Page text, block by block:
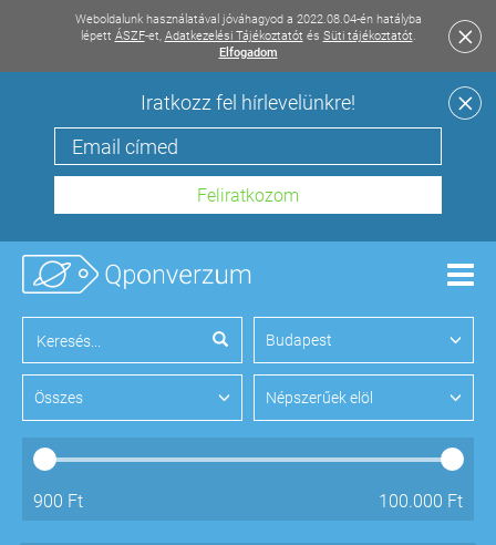
Weboldalunk használatával jóváhagyod a 2022.08.04-én hatályba
lépett ÁSZF-et, Adatkezelési Tájékoztatót és Süti tájékoztatót.
Elfogadom
Iratkozz fel hírlevelünkre!
Budapest
Összes Népszerűek elöl
900 Ft 100.000 Ft